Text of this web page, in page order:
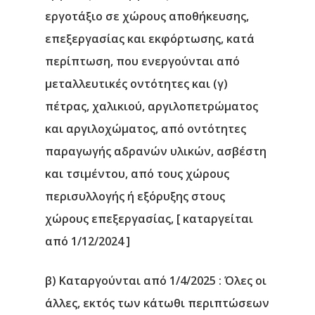
εργοτάξιο σε χώρους αποθήκευσης,
επεξεργασίας και εκφόρτωσης, κατά
περίπτωση, που ενεργούνται από
μεταλλευτικές οντότητες και (γ)
πέτρας, χαλικιού, αργιλοπετρώματος
και αργιλοχώματος, από οντότητες
παραγωγής αδρανών υλικών, ασβέστη
και τσιμέντου, από τους χώρους
περισυλλογής ή εξόρυξης στους
χώρους επεξεργασίας, [ καταργείται
από 1/12/2024 ]
β) Καταργούνται από 1/4/2025 : Όλες οι
άλλες, εκτός των κάτωθι περιπτώσεων